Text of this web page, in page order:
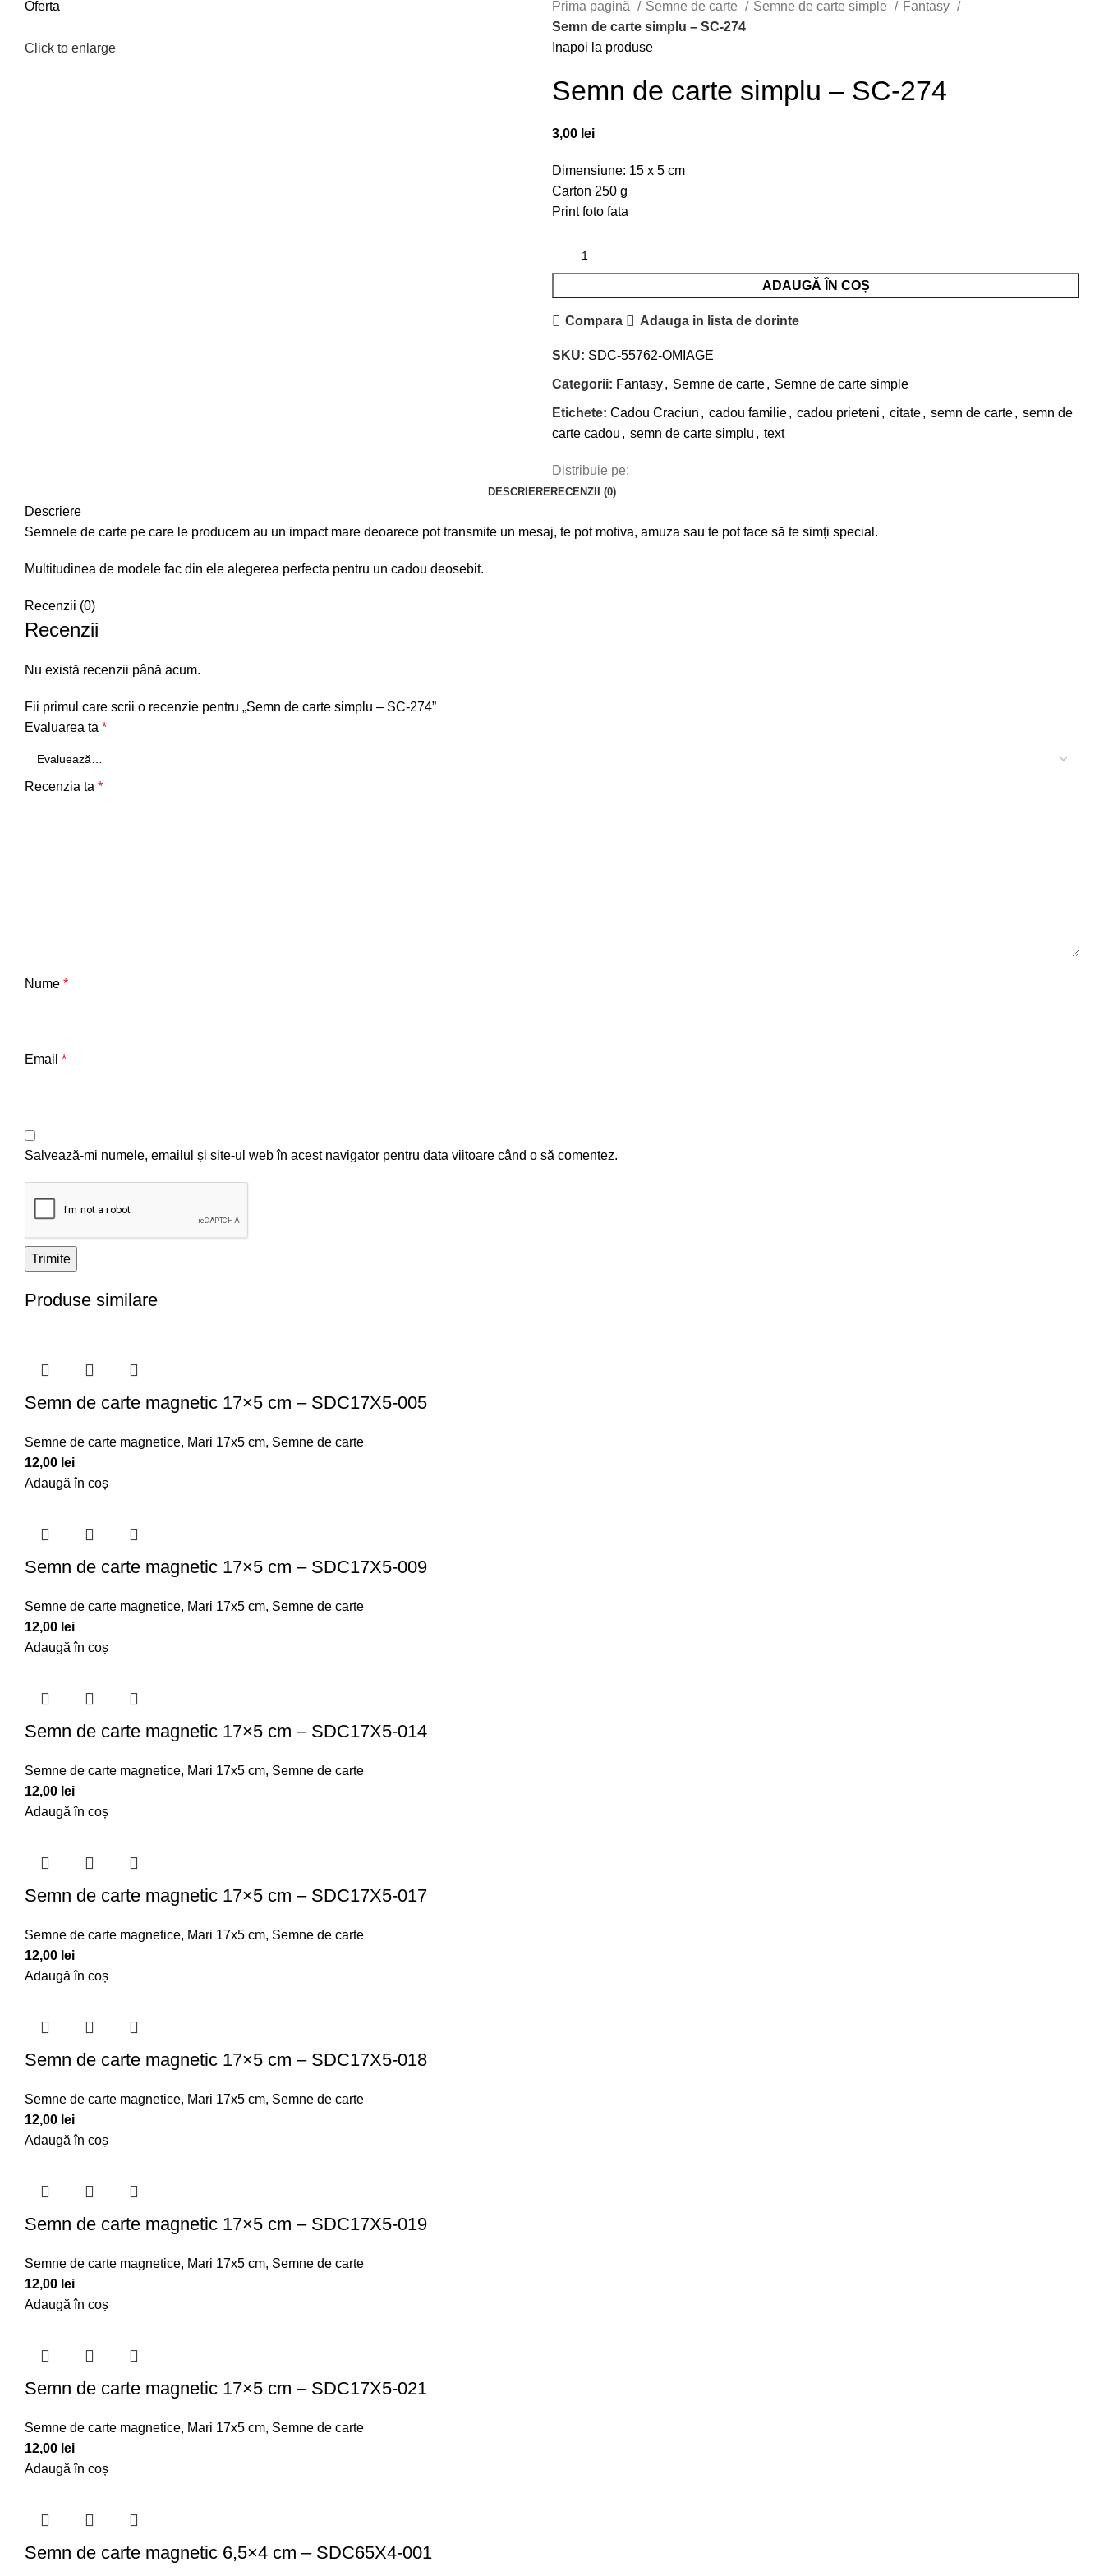
Oferta
Click to enlarge
Prima pagină Semne de carte Semne de carte simple
Fantasy
Semn de carte simplu – SC-274
Inapoi la produse
Semn de carte simplu – SC-274
3,00 lei
Dimensiune: 15 x 5 cm
Carton 250 g
Print foto fata
ADAUGĂ ÎN COȘ
Compara Adauga in lista de dorinte
SKU: SDC-55762-OMIAGE
Categorii: Fantasy, Semne de carte, Semne de carte simple
Etichete: Cadou Craciun , cadou familie, cadou prieteni , citate, semn de carte, semn de
carte cadou , semn de carte simplu , text
Distribuie pe:
DESCRIERERECENZII (0)
Descriere
Semnele de carte pe care le producem au un impact mare deoarece pot transmite un mesaj, te pot motiva, amuza sau te pot face să te simți special.
Multitudinea de modele fac din ele alegerea perfecta pentru un cadou deosebit.
Recenzii (0)
Recenzii
Nu există recenzii până acum.
Fii primul care scrii o recenzie pentru „Semn de carte simplu – SC-274”
Evaluarea ta *
Recenzia ta *
Nume *
Email *
Salvează-mi numele, emailul și site-ul web în acest navigator pentru data viitoare când o să comentez.
Produse similare
Semn de carte magnetic 17×5 cm – SDC17X5-005
Semne de carte magnetice, Mari 17x5 cm, Semne de carte
12,00 lei
Adaugă în coș
Semn de carte magnetic 17×5 cm – SDC17X5-009
Semne de carte magnetice, Mari 17x5 cm, Semne de carte
12,00 lei
Adaugă în coș
Semn de carte magnetic 17×5 cm – SDC17X5-014
Semne de carte magnetice, Mari 17x5 cm, Semne de carte
12,00 lei
Adaugă în coș
Semn de carte magnetic 17×5 cm – SDC17X5-017
Semne de carte magnetice, Mari 17x5 cm, Semne de carte
12,00 lei
Adaugă în coș
Semn de carte magnetic 17×5 cm – SDC17X5-018
Semne de carte magnetice, Mari 17x5 cm, Semne de carte
12,00 lei
Adaugă în coș
Semn de carte magnetic 17×5 cm – SDC17X5-019
Semne de carte magnetice, Mari 17x5 cm, Semne de carte
12,00 lei
Adaugă în coș
Semn de carte magnetic 17×5 cm – SDC17X5-021
Semne de carte magnetice, Mari 17x5 cm, Semne de carte
12,00 lei
Adaugă în coș
Semn de carte magnetic 6,5×4 cm – SDC65X4-001